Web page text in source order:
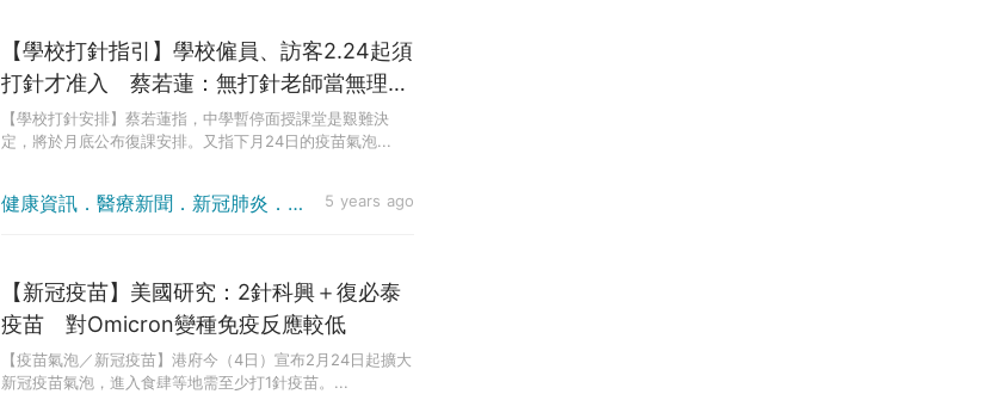
健康資訊．醫療新聞．新冠肺炎．疫情消息 5 years ago
【學校打針指引】學校僱員、訪客2.24起須
打針才准入 蔡若蓮：無打針老師當無理缺
勤
【學校打針安排】蔡若蓮指，中學暫停面授課堂是艱難決
定，將於月底公布復課安排。又指下月24日的疫苗氣泡...
【新冠疫苗】美國研究：2針科興＋復必泰
疫苗 對Omicron變種免疫反應較低
【疫苗氣泡／新冠疫苗】港府今（4日）宣布2月24日起擴大
新冠疫苗氣泡，進入食肆等地需至少打1針疫苗。...